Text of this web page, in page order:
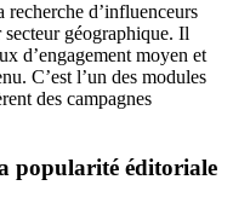
d’influenceurs
géographique. Il
d’engagement moyen et
C’est l’un des modules
des campagnes
popularité éditoriale